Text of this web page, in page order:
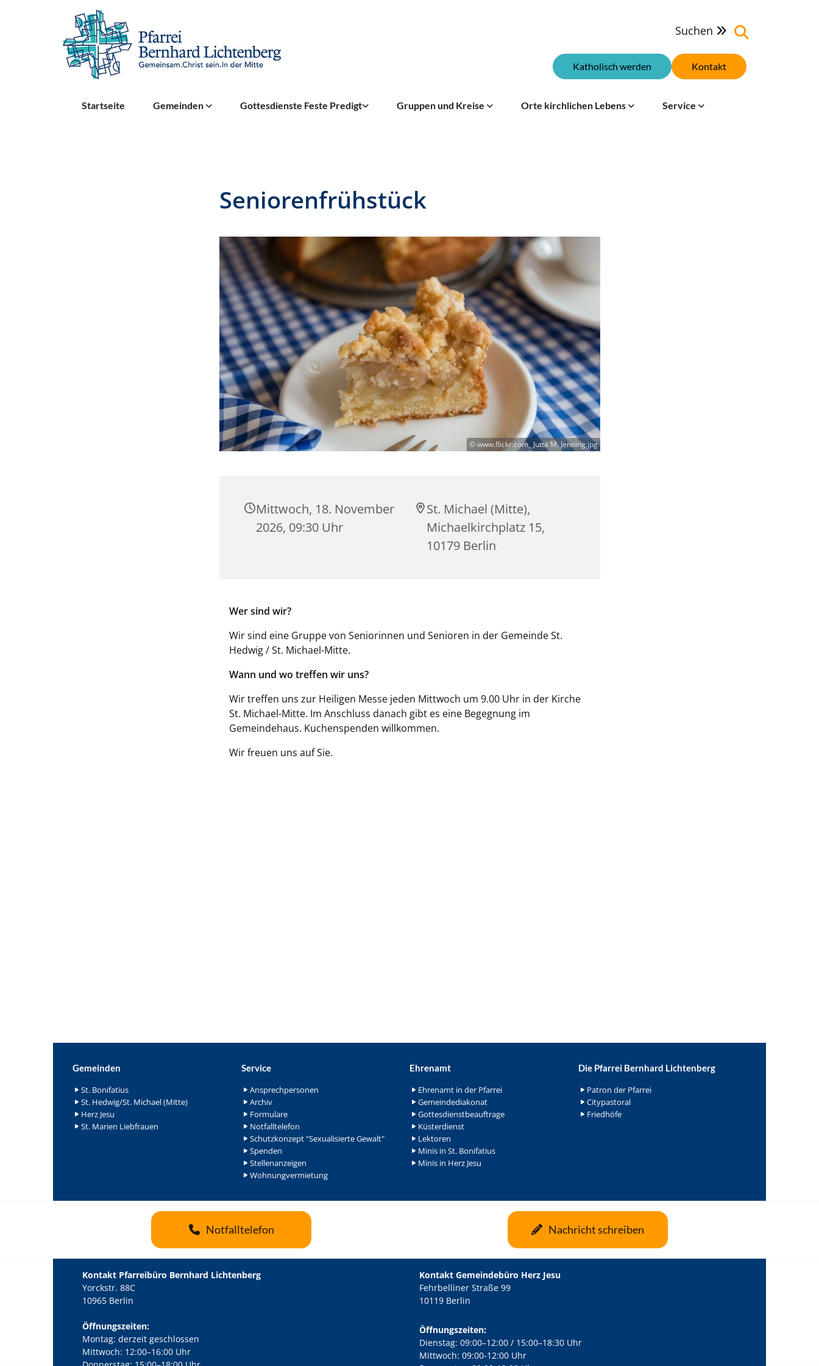
Suchen 
Kontakt
Katholisch werden
Startseite Gemeinden Gottesdienste Feste Predigt Gruppen und Kreise Orte kirchlichen Lebens Service
Seniorenfrühstück
© www.flickr.com_ Jutta M. Jenning.jpg
Mittwoch, 18. November
2026, 09:30 Uhr
St. Michael (Mitte),
Michaelkirchplatz 15,
10179 Berlin
Wer sind wir?
Wir sind eine Gruppe von Seniorinnen und Senioren in der Gemeinde St.
Hedwig / St. Michael-Mitte.
Wann und wo treffen wir uns?
Wir treffen uns zur Heiligen Messe jeden Mittwoch um 9.00 Uhr in der Kirche
St. Michael-Mitte. Im Anschluss danach gibt es eine Begegnung im
Gemeindehaus. Kuchenspenden willkommen.
Wir freuen uns auf Sie.
Gemeinden
St. Bonifatius
St. Hedwig/St. Michael (Mitte)
Herz Jesu
St. Marien Liebfrauen
Service
Ansprechpersonen
Archiv
Formulare
Notfalltelefon
Schutzkonzept "Sexualisierte Gewalt"
Spenden
Stellenanzeigen
Wohnungvermietung
Ehrenamt
Ehrenamt in der Pfarrei
Gemeindediakonat
Gottesdienstbeauftrage
Küsterdienst
Lektoren
Minis in St. Bonifatius
Minis in Herz Jesu
Die Pfarrei Bernhard Lichtenberg
Patron der Pfarrei
Citypastoral
Friedhöfe
Notfalltelefon Nachricht schreiben
Kontakt Pfarreibüro Bernhard Lichtenberg
Yorckstr. 88C
10965 Berlin
Öffnungszeiten:
Montag: derzeit geschlossen
Mittwoch: 12:00–16:00 Uhr
Kontakt Gemeindebüro Herz Jesu
Fehrbelliner Straße 99
10119 Berlin
Öffnungszeiten:
Dienstag: 09:00–12:00 / 15:00–18:30 Uhr
Mittwoch: 09:00-12:00 Uhr